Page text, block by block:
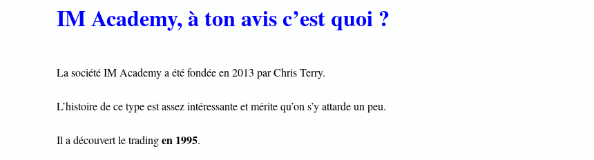
IM Academy, à ton avis c’est quoi ?
La société IM Academy a été fondée en 2013 par Chris Terry.
L’histoire de ce type est assez intéressante et mérite qu’on s’y attarde un peu.
Il a découvert le tradingen 1995.